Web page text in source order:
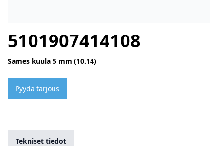
5101907414108
Sames kuula 5 mm (10.14)
Pyydä tarjous
Tekniset tiedot